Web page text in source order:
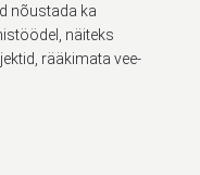
nõustada ka
näiteks
rääkimata vee-